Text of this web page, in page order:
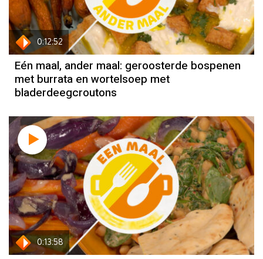
0:12:52
Eén maal, ander maal: geroosterde bospenen
met burrata en wortelsoep met
bladerdeegcroutons
0:13:58